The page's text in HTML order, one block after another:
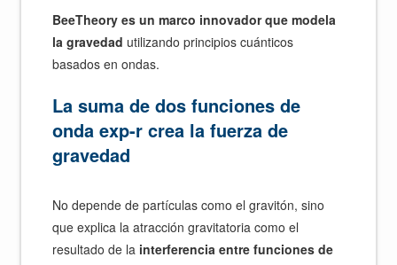
BeeTheory es un marco innovador que modela
la gravedad utilizando principios cuánticos
basados en ondas.
La suma de dos funciones de
onda exp-r crea la fuerza de
gravedad
No depende de partículas como el gravitón, sino
que explica la atracción gravitatoria como el
resultado de la interferencia entre funciones de